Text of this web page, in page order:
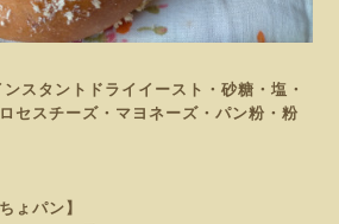
スタントドライイースト・砂糖・塩・
セスチーズ・マヨネーズ・パン粉・粉
ょパン】